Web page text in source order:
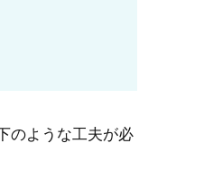
のような工夫が必